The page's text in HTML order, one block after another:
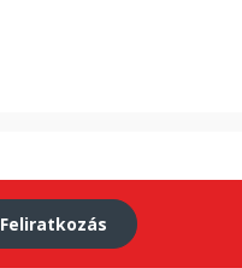
Feliratkozás